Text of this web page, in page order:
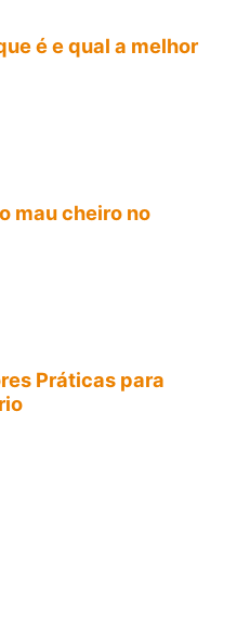
é e qual a melhor
mau cheiro no
Práticas para